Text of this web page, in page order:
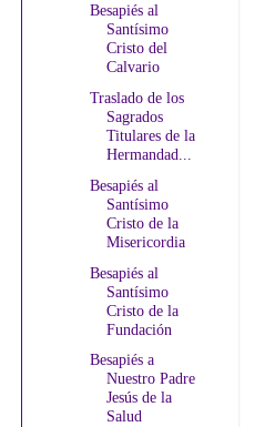
Besapiés al
Santísimo
Cristo del
Calvario
Traslado de los
Sagrados
Titulares de la
Hermandad...
Besapiés al
Santísimo
Cristo de la
Misericordia
Besapiés al
Santísimo
Cristo de la
Fundación
Besapiés a
Nuestro Padre
Jesús de la
Salud